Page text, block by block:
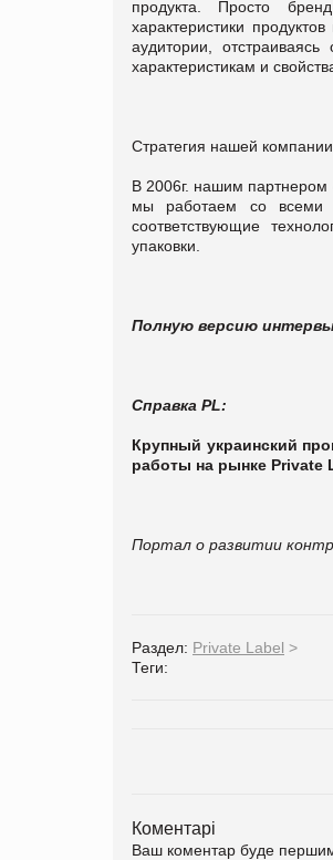
продукта. Просто
характеристики
аудитории,
характеристикам и
Стратегия нашей
В 2006г. нашим партнером
мы работаем со всеми
соответствующие
упаковки.
Полную версию
Справка PL:
Крупный украинский
работы на рынке Private
Портал о развитии
Раздел: Private Label >
Теги:
Коментарі
Ваш коментар буде